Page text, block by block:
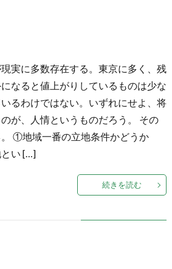
実に多数存在する。東京に多く、残
なると値上がりしているものは少な
るわけではない。いずれにせよ、将
が、人情というものだろう。 その
。 ①地域一番の立地条件かどうか
とい […]
続きを読む